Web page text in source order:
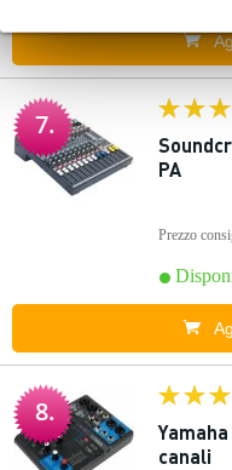
7.
PA
Prezzo
8.
canali